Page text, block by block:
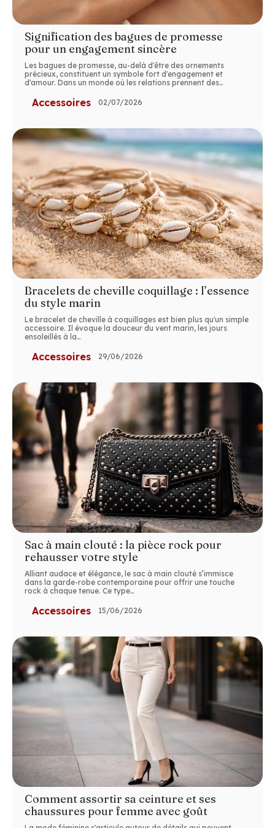
Signification des bagues de promesse
pour un engagement sincère
Les bagues de promesse, au-delà d'être des ornements
précieux, constituent un symbole fort d'engagement et
d'amour. Dans un monde où les relations prennent des…
Accessoires 02/07/2026
Bracelets de cheville coquillage : l’essence
du style marin
Le bracelet de cheville à coquillages est bien plus qu'un simple
accessoire. Il évoque la douceur du vent marin, les jours
ensoleillés à la…
Accessoires 29/06/2026
Sac à main clouté : la pièce rock pour
rehausser votre style
Alliant audace et élégance, le sac à main clouté s’immisce
dans la garde-robe contemporaine pour offrir une touche
rock à chaque tenue. Ce type…
Accessoires 15/06/2026
Comment assortir sa ceinture et ses
chaussures pour femme avec goût